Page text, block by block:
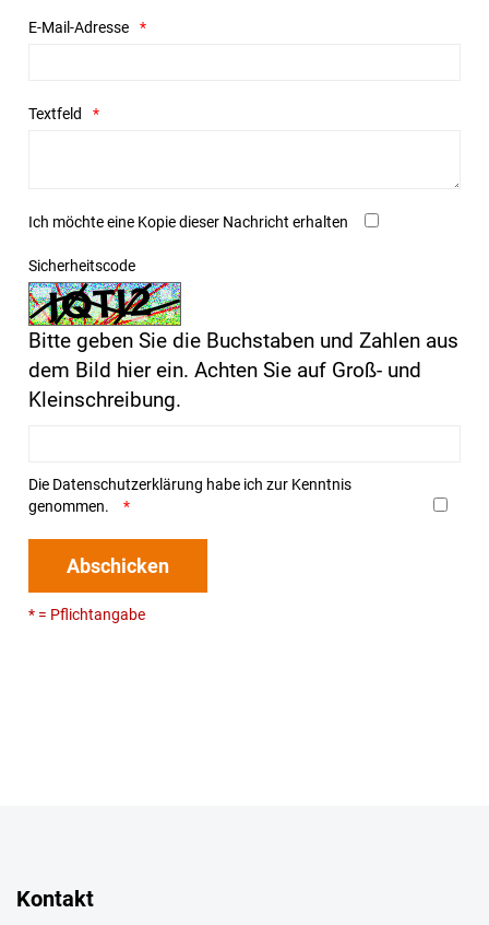
E-Mail-Adresse
Textfeld
Ich möchte eine Kopie dieser Nachricht erhalten
Sicherheitscode
Bitte geben Sie die Buchstaben und Zahlen aus
dem Bild hier ein. Achten Sie auf Groß- und
Kleinschreibung.
Die Datenschutzerklärung habe ich zur Kenntnis
genommen.
Abschicken
* = Pflichtangabe
Kontakt